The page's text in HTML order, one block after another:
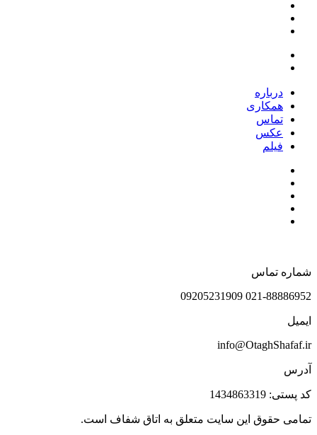
درباره
همکاری
تماس
عکس
فیلم
شماره تماس
021-88886952 09205231909
ایمیل
info@OtaghShafaf.ir
آدرس
کد پستی: 1434863319
تمامی حقوق این سایت متعلق به اتاق شفاف است.